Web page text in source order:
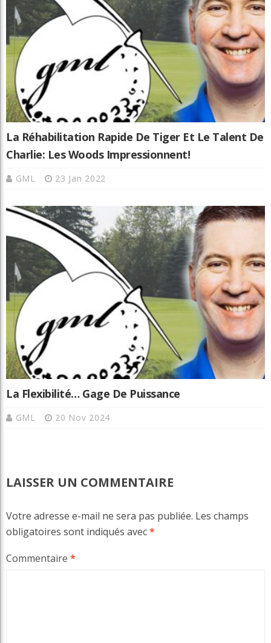
La Réhabilitation Rapide De Tiger Et Le Talent De
Charlie: Les Woods Impressionnent!
GML 23 Jan 2022
La Flexibilité… Gage De Puissance
GML 20 Nov 2024
LAISSER UN COMMENTAIRE
Votre adresse e-mail ne sera pas publiée. Les champs
obligatoires sont indiqués avec*
Commentaire *